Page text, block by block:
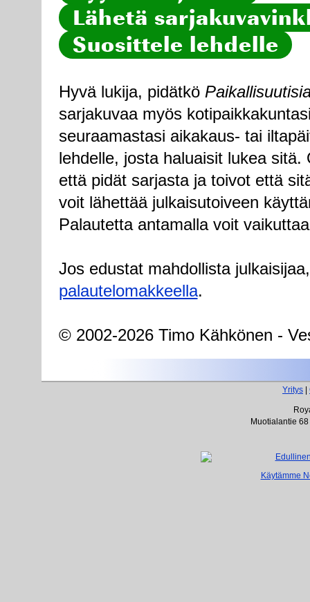
Lähetä
Suosittele lehdelle
Hyvä lukija, pidätkö
sarjakuvaa myös
seuraamastasi aikakaus- tai
lehdelle, josta haluaisit lukea
että pidät sarjasta ja toivot että
voit lähettää julkaisutoiveen
Palautetta antamalla voit
Jos edustat mahdollista
palautelomakkeella.
© 2002-2026 Timo Kähkönen -
Yritys
Muotialantie
Käytämme